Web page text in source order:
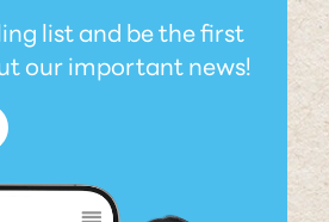
list and be the first
our important news!